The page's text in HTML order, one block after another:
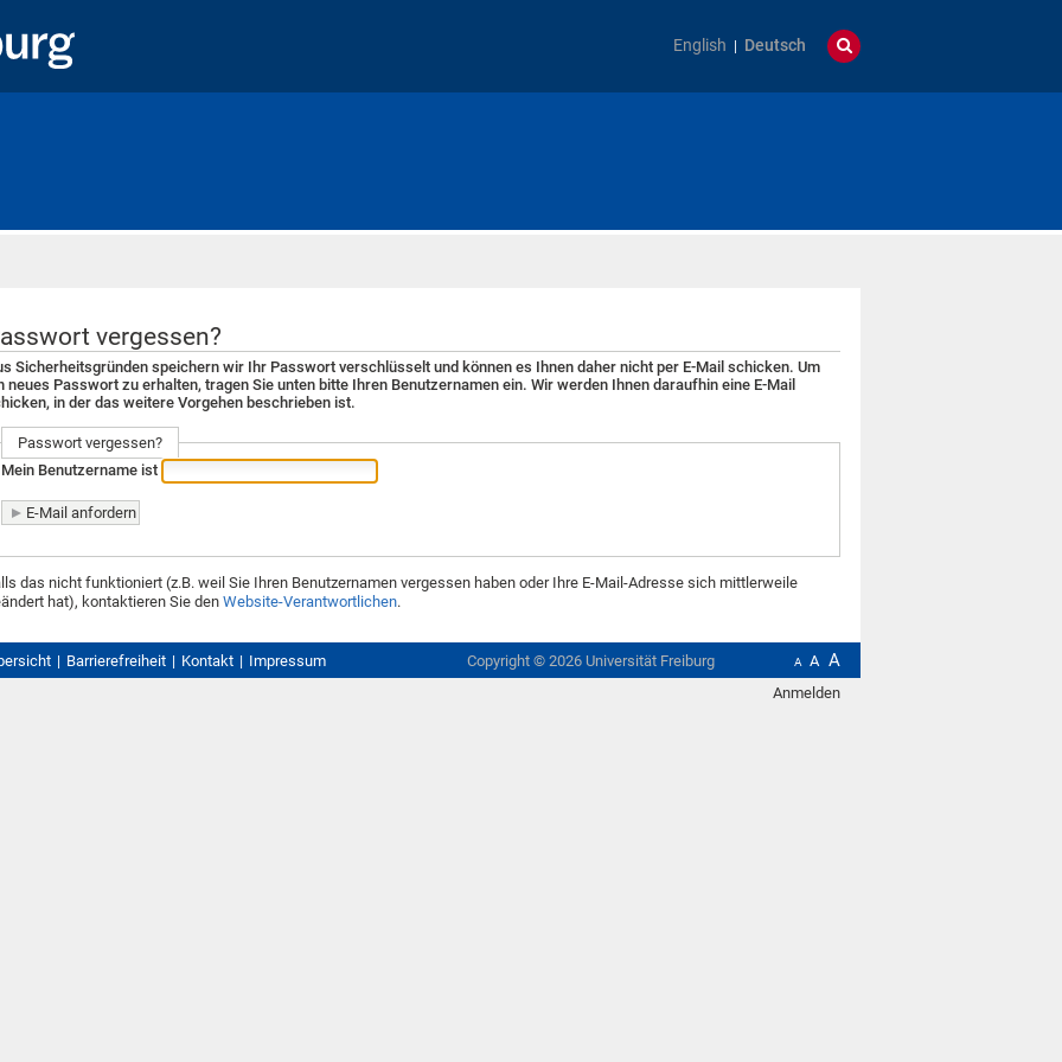
English Deutsch
vergessen?
Sicherheitsgründen speichern wir Ihr Passwort verschlüsselt und können es Ihnen daher nicht per E-Mail schicken. Um
neues Passwort zu erhalten, tragen Sie unten bitte Ihren Benutzernamen ein. Wir werden Ihnen daraufhin eine E-Mail
in der das weitere Vorgehen beschrieben ist.
Passwort vergessen?
Mein Benutzername ist
das nicht funktioniert (z.B. weil Sie Ihren Benutzernamen vergessen haben oder Ihre E-Mail-Adresse sich mittlerweile
hat), kontaktieren Sie den Website-Verantwortlichen.
Barrierefreiheit Kontakt Impressum A A A
Copyright © 2026Universität Freiburg
Anmelden